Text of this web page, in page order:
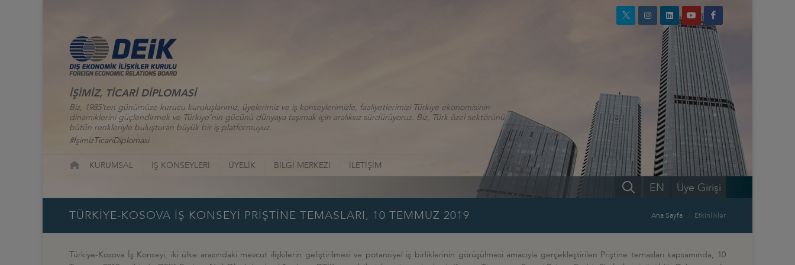
İŞİMİZ, TİCARİ DİPLOMASİ
Biz, 1985’ten günümüze kurucu kuruluşlarımız, üyelerimiz ve iş konseylerimizle, faaliyetlerimizi Türkiye ekonomisinin
dinamiklerini güçlendirmek ve Türkiye’nin gücünü dünyaya taşımak için aralıksız sürdürüyoruz. Biz, Türk özel sektörünü
bütün renkleriyle buluşturan büyük bir iş platformuyuz.
#İşimizTicariDiplomasi
KURUMSAL İŞ KONSEYLERİ ÜYELİK BİLGİ MERKEZİ İLETİŞİM
Üye Girişi
EN
TÜRKİYE-KOSOVA İŞ KONSEYİ PRİŞTİNE TEMASLARI, 10 TEMMUZ 2019 Ana Sayfa Etkinlikler
Türkiye-Kosova İş Konseyi, iki ülke arasındaki mevcut ilişkilerin geliştirilmesi ve potansiyel iş birliklerinin görüşülmesi amacıyla gerçekleştirilen Priştine temasları kapsamında, 10